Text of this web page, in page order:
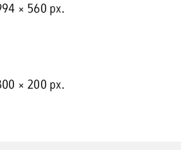
× 560 px.
× 200 px.